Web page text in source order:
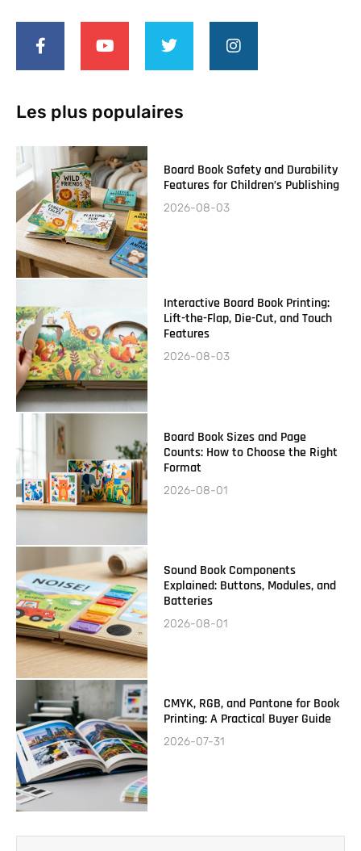
Les plus populaires
Board Book Safety and Durability
Features for Children’s Publishing
2026-08-03
Interactive Board Book Printing:
Lift-the-Flap, Die-Cut, and Touch
Features
2026-08-03
Board Book Sizes and Page
Counts: How to Choose the Right
Format
2026-08-01
Sound Book Components
Explained: Buttons, Modules, and
Batteries
2026-08-01
CMYK, RGB, and Pantone for Book
Printing: A Practical Buyer Guide
2026-07-31